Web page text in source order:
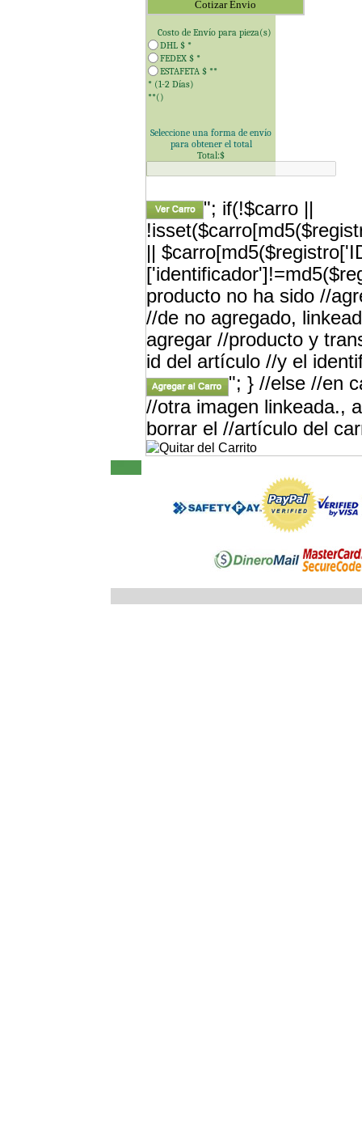
Costo de Envío para pieza(s)
DHL $ *
FEDEX $ *
ESTAFETA $ **
* (1-2 Días)
**()
Seleccione una forma de envío
para obtener el total
Total:$
"; if(!$carro ||
||
producto no ha sido //
//de no agregado,
agregar //producto y
id del artículo //y el
"; } //else //en
//otra imagen linkeada.,
borrar el //artículo del